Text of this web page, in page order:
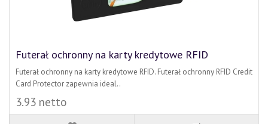
Futerał ochronny na karty kredytowe RFID
Futerał ochronny na karty kredytowe RFID. Futerał ochronny RFID Credit
Card Protector zapewnia ideal..
3.93 netto